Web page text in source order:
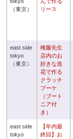
（東京）
リース
east side
tokyo
（東京）
権藤先生
店内のお
好きな造
花で作る
クラッチ
ブーケ
（ブート
ニア付
き）
east side
tokyo
【年内最
終回】お